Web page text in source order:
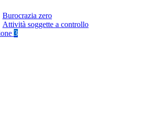
Burocrazia zero
Attività soggette a controllo
3